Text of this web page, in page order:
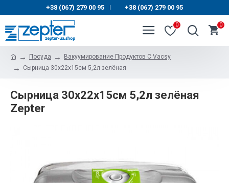
+38 (067) 279 00 95 | +38 (067) 279 00 95
0 0
Посуда
Вакуумирование Продуктов С Vacsy
Сырница 30x22x15см 5,2л зелёная
Сырница 30x22x15см 5,2л зелёная
Zepter